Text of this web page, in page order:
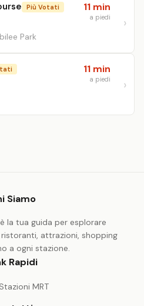
Più Votati
Park
11 min
a piedi
11 min
a piedi
Siamo
la tua guida per esplorare
ristoranti, attrazioni, shopping
a ogni stazione.
Rapidi
Stazioni MRT